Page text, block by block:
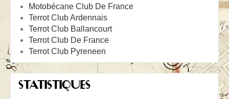
Motobécane Club De France
Terrot Club Ardennais
Terrot Club Ballancourt
Terrot Club De France
Terrot Club Pyreneen
STATISTIQUES